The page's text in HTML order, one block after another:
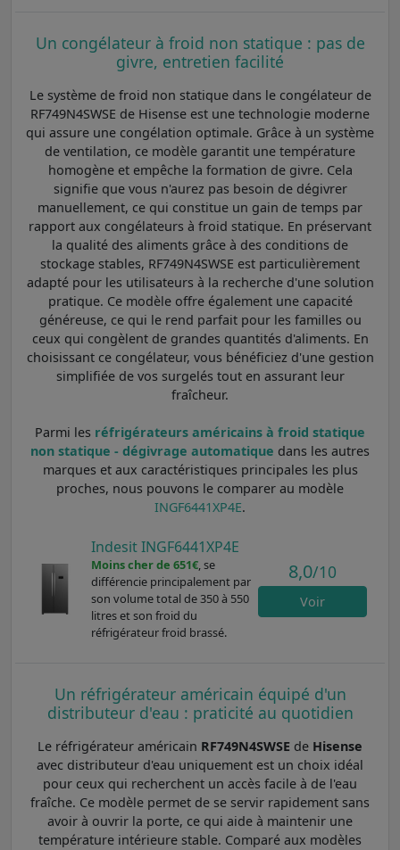
Un congélateur à froid non statique : pas de
givre, entretien facilité
Le système de froid non statique dans le congélateur de
RF749N4SWSE de Hisense est une technologie moderne
qui assure une congélation optimale. Grâce à un système
de ventilation, ce modèle garantit une température
homogène et empêche la formation de givre. Cela
signifie que vous n'aurez pas besoin de dégivrer
manuellement, ce qui constitue un gain de temps par
rapport aux congélateurs à froid statique. En préservant
la qualité des aliments grâce à des conditions de
stockage stables, RF749N4SWSE est particulièrement
adapté pour les utilisateurs à la recherche d'une solution
pratique. Ce modèle offre également une capacité
généreuse, ce qui le rend parfait pour les familles ou
ceux qui congèlent de grandes quantités d'aliments. En
choisissant ce congélateur, vous bénéficiez d'une gestion
simplifiée de vos surgelés tout en assurant leur
fraîcheur.
Parmi les réfrigérateurs américains à froid statique
non statique - dégivrage automatique dans les autres
marques et aux caractéristiques principales les plus
proches, nous pouvons le comparer au modèle
INGF6441XP4E.
Indesit INGF6441XP4E
Moins cher de 651€, se
différencie principalement par
son volume total de 350 à 550
litres et son froid du
réfrigérateur froid brassé.
8,0/10
Voir
Un réfrigérateur américain équipé d'un
distributeur d'eau : praticité au quotidien
Le réfrigérateur américain RF749N4SWSE de Hisense
avec distributeur d'eau uniquement est un choix idéal
pour ceux qui recherchent un accès facile à de l'eau
fraîche. Ce modèle permet de se servir rapidement sans
avoir à ouvrir la porte, ce qui aide à maintenir une
température intérieure stable. Comparé aux modèles